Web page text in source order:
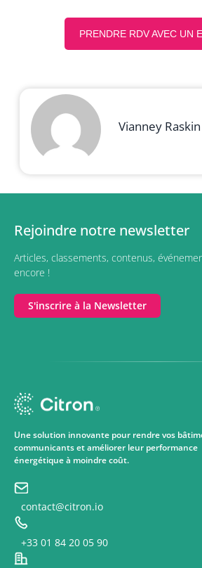
PRENDRE RDV AVEC UN
Vianney Raskin
Rejoindre notre newsletter
Articles, classements, contenus,
encore !
S'inscrire à la Newsletter
Une solution innovante pour rendre vos
communicants et améliorer leur performance
énergétique à moindre coût.
contact@citron.io
+33 01 84 20 05 90